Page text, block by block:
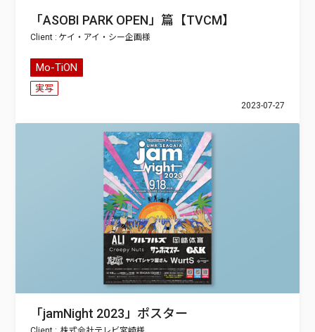
「ASOBI PARK OPEN」篇【TVCM】
ケイ・アイ・シー企画
Mo-TiON
実写
2023-07-27
「jamNight 2023」ポスター